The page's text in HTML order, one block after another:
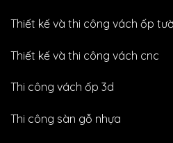
Thiết kế và thi công vách ốp
Thiết kế và thi công vách cnc
Thi công vách ốp 3d
Thi công sàn gỗ nhựa